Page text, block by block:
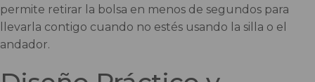
permite retirar la bolsa en menos de segundos para
llevarla contigo cuando no estés usando la silla o el
andador.